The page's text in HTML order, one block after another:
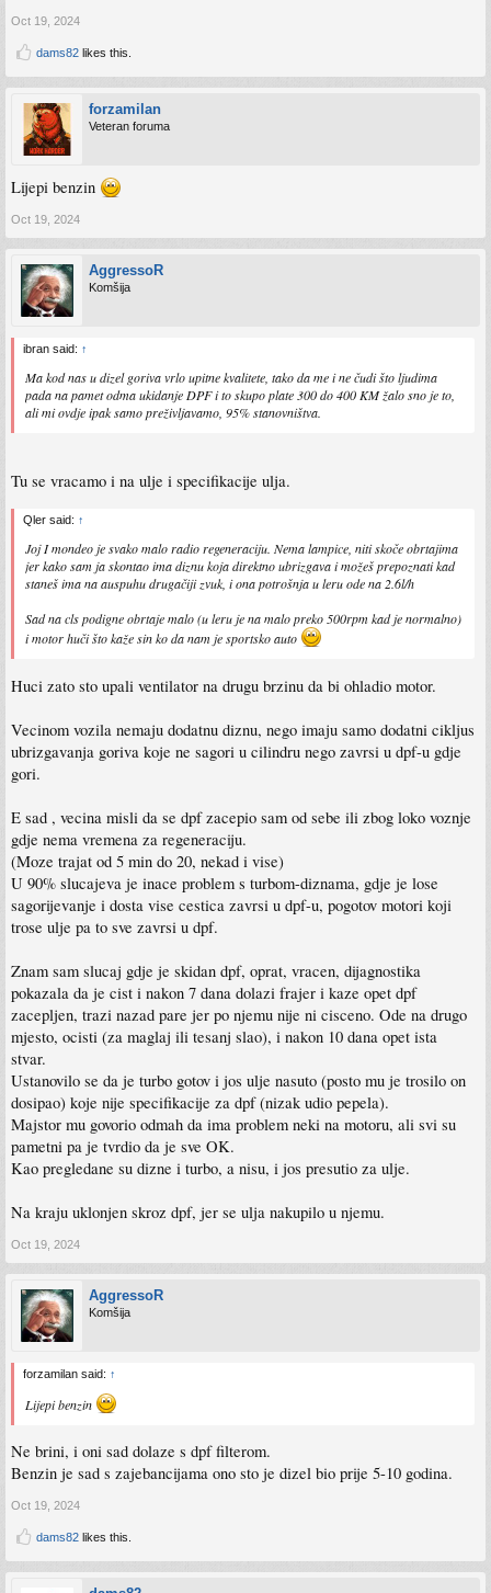
Oct 19, 2024
dams82 likes this.
forzamilan
Veteran foruma
Lijepi benzin
Oct 19, 2024
AggressoR
Komšija
ibran said: ↑
Ma kod nas u dizel goriva vrlo upitne kvalitete, tako da me i ne čudi što ljudima
pada na pamet odma ukidanje DPF i to skupo plate 300 do 400 KM žalo sno je to,
ali mi ovdje ipak samo preživljavamo, 95% stanovništva.
Tu se vracamo i na ulje i specifikacije ulja.
Qler said: ↑
Joj I mondeo je svako malo radio regeneraciju. Nema lampice, niti skoče obrtajima
jer kako sam ja skontao ima diznu koja direktno ubrizgava i možeš prepoznati kad
staneš ima na auspuhu drugačiji zvuk, i ona potrošnja u leru ode na 2.6l/h
Sad na cls podigne obrtaje malo (u leru je na malo preko 500rpm kad je normalno)
i motor huči što kaže sin ko da nam je sportsko auto
Huci zato sto upali ventilator na drugu brzinu da bi ohladio motor.
Vecinom vozila nemaju dodatnu diznu, nego imaju samo dodatni cikljus
ubrizgavanja goriva koje ne sagori u cilindru nego zavrsi u dpf-u gdje
gori.
E sad , vecina misli da se dpf zacepio sam od sebe ili zbog loko voznje
gdje nema vremena za regeneraciju.
(Moze trajat od 5 min do 20, nekad i vise)
U 90% slucajeva je inace problem s turbom-diznama, gdje je lose
sagorijevanje i dosta vise cestica zavrsi u dpf-u, pogotov motori koji
trose ulje pa to sve zavrsi u dpf.
Znam sam slucaj gdje je skidan dpf, oprat, vracen, dijagnostika
pokazala da je cist i nakon 7 dana dolazi frajer i kaze opet dpf
zacepljen, trazi nazad pare jer po njemu nije ni cisceno. Ode na drugo
mjesto, ocisti (za maglaj ili tesanj slao), i nakon 10 dana opet ista
stvar.
Ustanovilo se da je turbo gotov i jos ulje nasuto (posto mu je trosilo on
dosipao) koje nije specifikacije za dpf (nizak udio pepela).
Majstor mu govorio odmah da ima problem neki na motoru, ali svi su
pametni pa je tvrdio da je sve OK.
Kao pregledane su dizne i turbo, a nisu, i jos presutio za ulje.
Na kraju uklonjen skroz dpf, jer se ulja nakupilo u njemu.
Oct 19, 2024
AggressoR
Komšija
forzamilan said: ↑
Lijepi benzin
Ne brini, i oni sad dolaze s dpf filterom.
Benzin je sad s zajebancijama ono sto je dizel bio prije 5-10 godina.
Oct 19, 2024
dams82 likes this.